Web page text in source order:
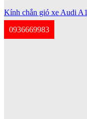
Kính chắn gió xe Audi A1
0936669983